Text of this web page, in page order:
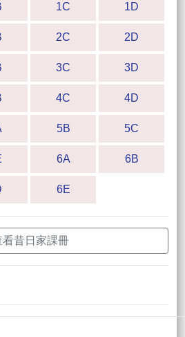
1C 1D
2C 2D
3C 3D
4C 4D
5B 5C
6A 6B
6E
看昔日家課冊